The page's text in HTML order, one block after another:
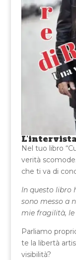
Nel tuo libro
verità
che ti va di
In questo libro
sono messo a
mie fragilità, le
Parliamo
te la libertà
visibilità?